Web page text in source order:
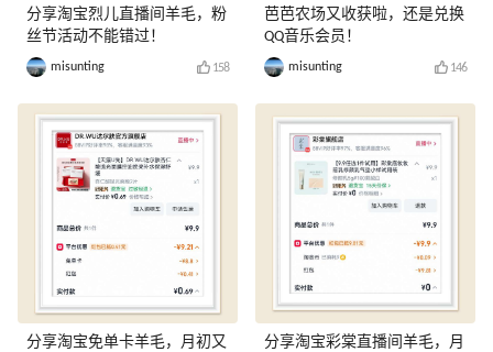
分享淘宝烈儿直播间羊毛，粉
丝节活动不能错过！
misunting 158
分享淘宝免单卡羊毛，月初又
芭芭农场又收获啦，还是兑换
QQ音乐会员！
misunting 146
分享淘宝彩棠直播间羊毛，月